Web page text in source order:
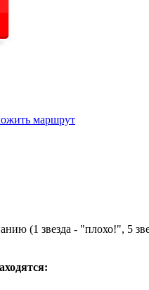
маршрут
(1 звезда - "плохо!", 5